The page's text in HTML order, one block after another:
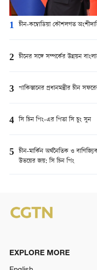
1 চীন-কম্বোডিয়া কৌশলগত
2 চীনের সঙ্গে সম্পর্কের উন্নয়ন
3 পাকিস্তানের প্রধানমন্ত্রীর চীন
4 সি চিন পিং-এর পিতা সি চুং সুন
5 চীন-মার্কিন অর্থনৈতিক ও
উভয়ের জয়: সি চিন পিং
EXPLORE MORE